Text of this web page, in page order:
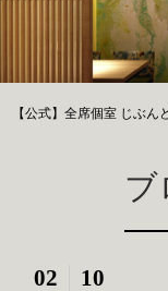
【公式】全席個室 じぶん
ブ
02 10